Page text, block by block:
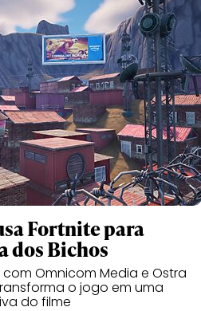
Fortnite para
dos Bichos
Omnicom Media e Ostra
o jogo em uma
do filme